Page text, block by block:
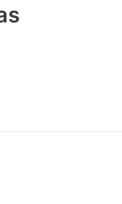
con
a parkings, lo
se refleja en la
quienes